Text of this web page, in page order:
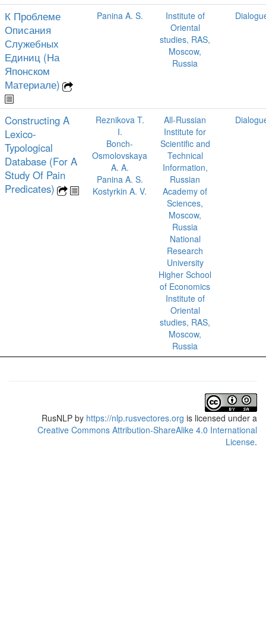
К Проблеме
Описания
Служебных
Единиц (На
Японском
Материале)
Panina A. S.
Institute of
Oriental
studies, RAS,
Moscow,
Russia
Constructing A
Lexico-
Typological
Database (For A
Study Of Pain
Predicates)
Reznikova T.
I.
Bonch-
Osmolovskaya
A. A.
Panina A. S.
Kostyrkin A. V.
All-Russian
Institute for
Scientific and
Technical
Information,
Russian
Academy of
Sciences,
Moscow,
Russia
National
Research
University
Higher School
of Economics
Institute of
Oriental
studies, RAS,
Moscow,
Russia
RusNLP by https://nlp.rusvectores.org is licensed under a
Creative Commons Attribution-ShareAlike 4.0 International
License.